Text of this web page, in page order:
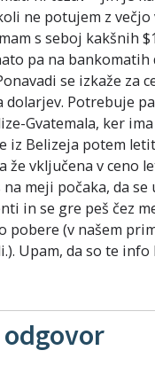
ne potujem z večjo
s seboj kakšnih
pa na
se izkaže za
dolarjev. Potrebuje
Gvatemala, ker
iz Belizeja potem
že vključena v ceno
meji počaka, da se
in se gre peš čez
pobere (v našem
Upam, da so te info
odgovor